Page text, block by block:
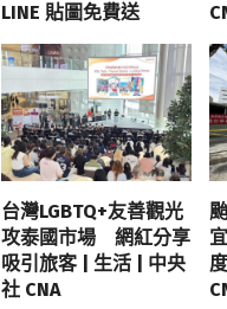
LINE 貼圖免費送
台灣LGBTQ+友善觀光
攻泰國市場 網紅分享
吸引旅客 | 生活 | 中央
社 CNA